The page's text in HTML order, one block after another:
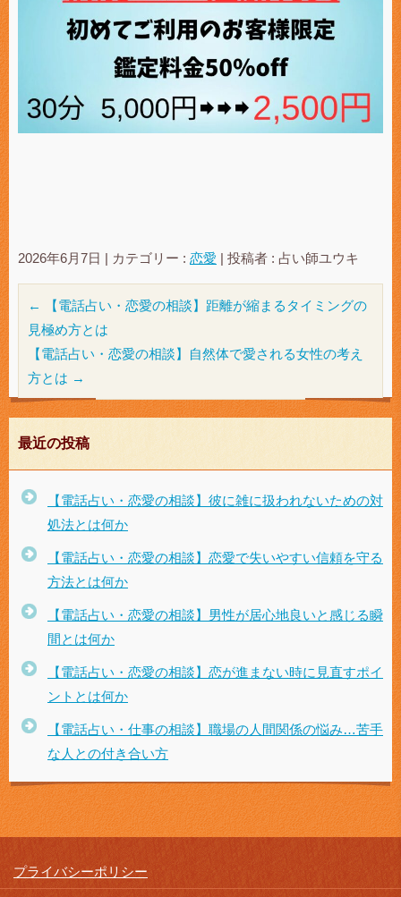
2026年6月7日 | カテゴリー : 恋愛 | 投稿者 : 占い師ユウキ
←
【電話占い・恋愛の相談】距離が縮まるタイミングの
見極め方とは
【電話占い・恋愛の相談】自然体で愛される女性の考え
方とは →
最近の投稿
【電話占い・恋愛の相談】彼に雑に扱われないための対
処法とは何か
【電話占い・恋愛の相談】恋愛で失いやすい信頼を守る
方法とは何か
【電話占い・恋愛の相談】男性が居心地良いと感じる瞬
間とは何か
【電話占い・恋愛の相談】恋が進まない時に見直すポイ
ントとは何か
【電話占い・仕事の相談】職場の人間関係の悩み…苦手
な人との付き合い方
プライバシーポリシー